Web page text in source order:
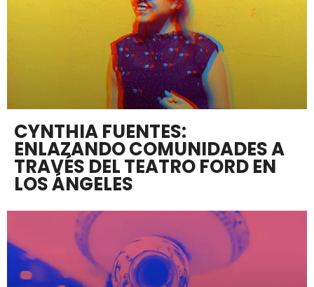
CYNTHIA FUENTES:
ENLAZANDO COMUNIDADES A
TRAVÉS DEL TEATRO FORD EN
LOS ÁNGELES